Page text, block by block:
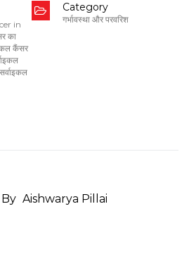
in
का
कैंसर
सर्वाइकल
Category
गर्भावस्था और परवरिश
Aishwarya Pillai